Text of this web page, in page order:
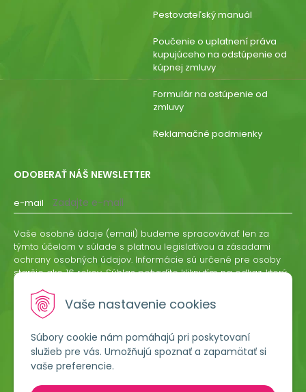
Vaše nastavenie cookies
Súbory cookie nám pomáhajú pri poskytovaní
služieb pre vás. Umožňujú spoznať a zapamätať si
vaše preferencie.
Pestovateľský manuál
Poučenie o uplatnení práva
kupujúceho na odstúpenie od
kúpnej zmluvy
Formulár na ostúpenie od
zmluvy
Reklamačné podmienky
ODOBERAŤ NÁŠ NEWSLETTER
e-mail
ODOBERAŤ
Vaše osobné údaje (email) budeme spracovávať len za
týmto účelom v súlade s platnou legislatívou a zásadami
ochrany osobných údajov. Informácie sú určené pre osoby
staršie ako 16 rokov. Súhlas potvrdíte kliknutím na odkaz, ktorý
odvolať písomne, emailom alebo kliknutím na odkaz z
ktoréhokoľvek informačného emailu.